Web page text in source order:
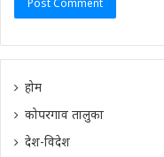
होम
कोपरगाव तालुका
देश-विदेश